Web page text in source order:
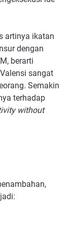
artinya ikatan
dengan
berarti
sangat
Semakin
terhadap
without